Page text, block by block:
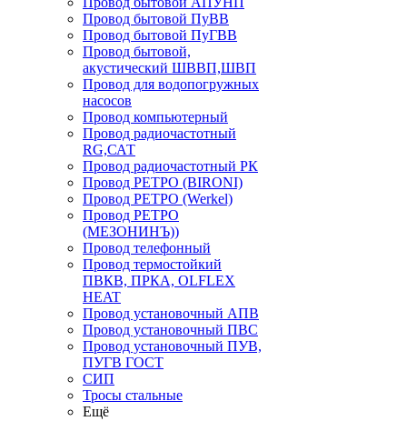
Провод бытовой ПуВВ
Провод бытовой ПуГВВ
Провод бытовой,
акустический ШВВП,ШВП
Провод для водопогружных
насосов
Провод компьютерный
Провод радиочастотный
RG,САТ
Провод радиочастотный РК
Провод РЕТРО (BIRONI)
Провод РЕТРО (Werkel)
Провод РЕТРО
(МЕЗОНИНЪ))
Провод телефонный
Провод термостойкий
ПВКВ, ПРКА, OLFLEX
HEAT
Провод установочный АПВ
Провод установочный ПВС
Провод установочный ПУВ,
ПУГВ ГОСТ
СИП
Тросы стальные
Ещё